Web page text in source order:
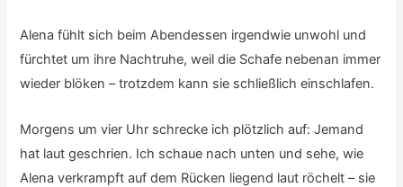
Alena fühlt sich beim Abendessen irgendwie unwohl und
fürchtet um ihre Nachtruhe, weil die Schafe nebenan immer
wieder blöken – trotzdem kann sie schließlich einschlafen.
Morgens um vier Uhr schrecke ich plötzlich auf: Jemand
hat laut geschrien. Ich schaue nach unten und sehe, wie
Alena verkrampft auf dem Rücken liegend laut röchelt – sie